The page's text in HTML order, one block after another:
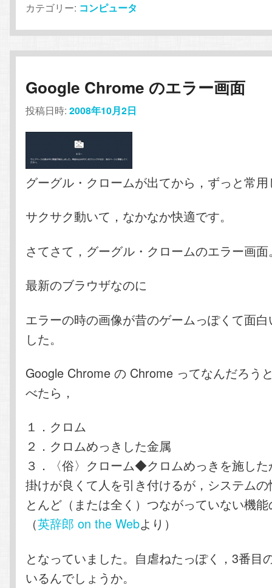
カテゴリー: コンピュータ
Google Chrome のエラー画面
投稿日時:2008年10月2日
グーグル・クロームが出てから，ずっと常
サクサク動いて，なかなか快適です。
さてさて，グーグル・クロームのエラー画面
最新のブラウザなのに
エラーの時の画像が昔のゲームっぽくて面
した。
Google Chrome の Chrome ってなんだろう
べたら，
１．クロム
２．クロムめっきした金属
３．〈俗〉クローム◆クロムめっきを施し
掛けが良くて人を引き付けるが，システム
とんど（または全く）つながっていない機
（英辞郎 on the Webより）
となっていました。自虐ねたっぽく，3番目
いるんでしょうか。